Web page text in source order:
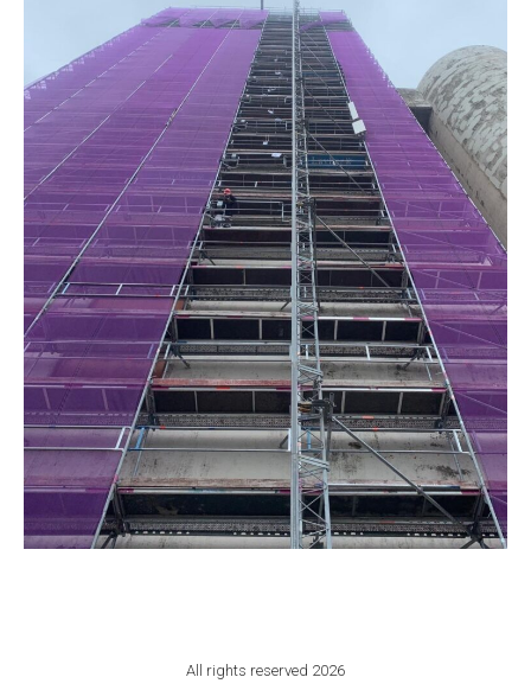
All rights reserved 2026